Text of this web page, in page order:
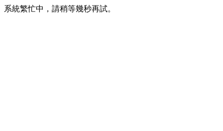
系統繁忙中，請稍等幾秒再試。